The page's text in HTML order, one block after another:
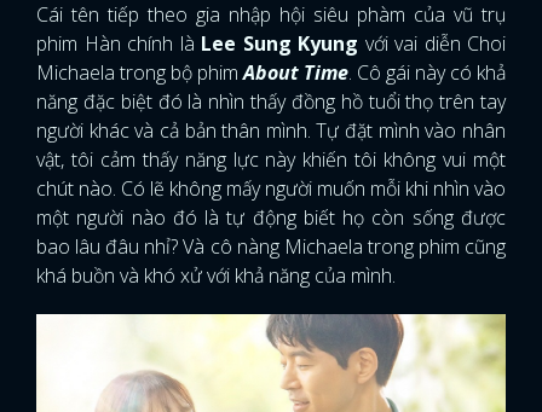
Cái tên tiếp theo gia nhập hội siêu phàm của vũ trụ
phim Hàn chính là Lee Sung Kyung với vai diễn Choi
Michaela trong bộ phimAbout Time. Cô gái này có khả
năng đặc biệt đó là nhìn thấy đồng hồ tuổi thọ trên tay
người khác và cả bản thân mình. Tự đặt mình vào nhân
vật, tôi cảm thấy năng lực này khiến tôi không vui một
chút nào. Có lẽ không mấy người muốn mỗi khi nhìn vào
một người nào đó là tự động biết họ còn sống được
bao lâu đâu nhỉ? Và cô nàng Michaela trong phim cũng
khá buồn và khó xử với khả năng của mình.